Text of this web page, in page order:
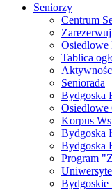
Seniorzy
Centrum
Osiedlowe
Tablica
Seniorada
Bydgoska
Osiedlowe
Korpus
Bydgoska
Bydgoska
Program
Bydgoskie